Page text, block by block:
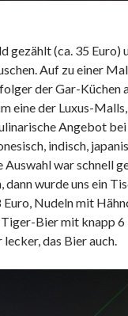
gezählt (ca. 35 Euro)
Auf zu einer
der Gar-Küchen
eine der Luxus-
Angebot bei
indisch,
Auswahl war schnell
dann wurde uns ein
Nudeln mit
Tiger-Bier mit knapp
lecker, das Bier auch.